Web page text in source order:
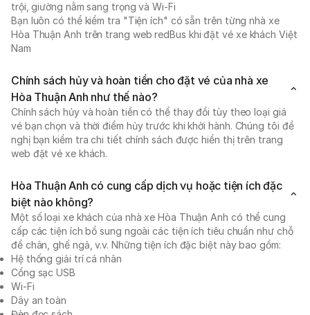
trội, giường nằm sang trọng và Wi-Fi
Bạn luôn có thể kiểm tra "Tiện ích" có sẵn trên từng nhà xe
Hòa Thuận Anh trên trang web redBus khi đặt vé xe khách Việt
Nam
Chính sách hủy và hoàn tiền cho đặt vé của nhà xe
Hòa Thuận Anh như thế nào?
Chính sách hủy và hoàn tiền có thể thay đổi tùy theo loại giá
vé bạn chọn và thời điểm hủy trước khi khởi hành. Chúng tôi đề
nghị bạn kiểm tra chi tiết chính sách được hiển thị trên trang
web đặt vé xe khách.
Hòa Thuận Anh có cung cấp dịch vụ hoặc tiện ích đặc
biệt nào không?
Một số loại xe khách của nhà xe Hòa Thuận Anh có thể cung
cấp các tiện ích bổ sung ngoài các tiện ích tiêu chuẩn như chỗ
để chân, ghế ngả, v.v. Những tiện ích đặc biệt này bao gồm:
Hệ thống giải trí cá nhân
Cổng sạc USB
Wi-Fi
Dây an toàn